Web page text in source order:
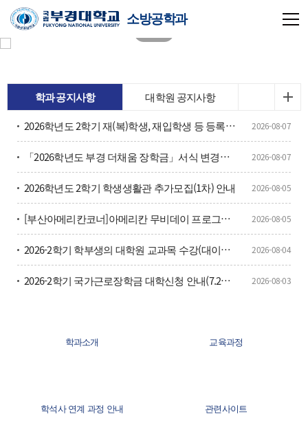
소방공학과
학과 공지사항
대학원 공지사항
2026학년도 2학기 재(복)학생, 재입학생 등 등록금 납부 안내
2026-08-07
「2026학년도 부경 더채움 장학금」서식 변경사항 안내 및 홍보 2026-08-07
2026학년도 2학기 학생생활관 추가모집(1차) 안내 2026-08-05
[부산아메리칸코너]아메리칸 무비데이 프로그램 홍보 2026-08-05
2026-2학기 학부생의 대학원 교과목 수강(대이과목) 안내 2026-08-04
2026-2학기 국가근로장학금 대학신청 안내(7.27.~8.7.) 2026-08-03
학과소개 교육과정
학석사 연계 과정 안내 관련사이트